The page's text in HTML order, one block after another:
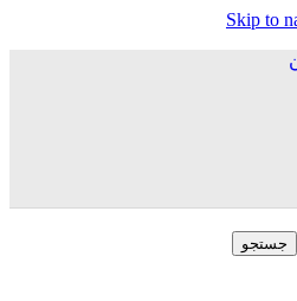
Skip to
جستجو